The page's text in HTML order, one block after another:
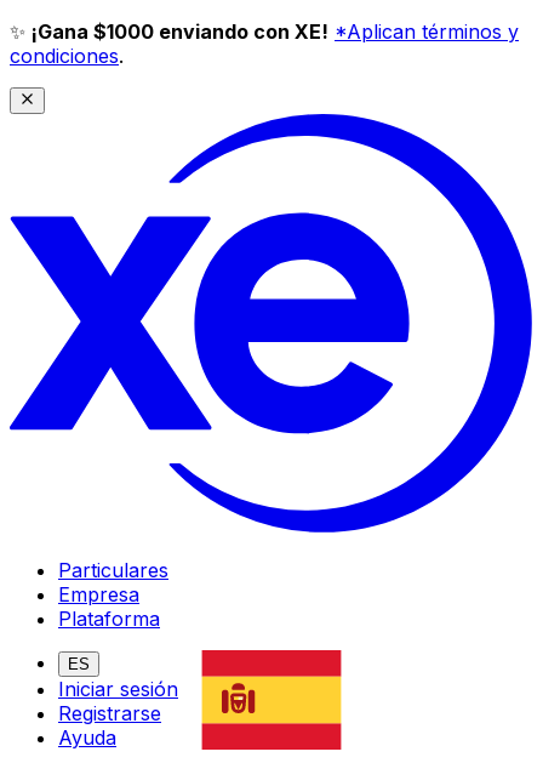
✨ ¡Gana $1000 enviando con XE! *Aplican términos y
condiciones.
Particulares
Empresa
Plataforma
ES
Iniciar sesión
Registrarse
Ayuda